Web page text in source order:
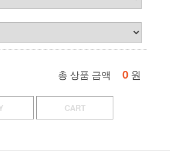
총 상품 금액 0 원
CART